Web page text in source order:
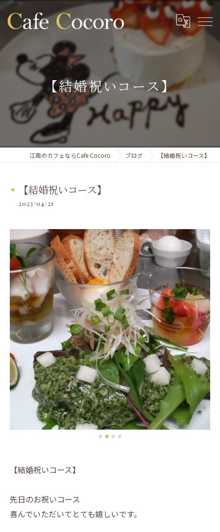
【結婚祝いコース】
江南のカフェならCafe Cocoro ブログ 【結婚祝いコース】
【結婚祝いコース】
2023/04/21
【結婚祝いコース】
先日のお祝いコース
喜んでいただいてとても嬉しいです。